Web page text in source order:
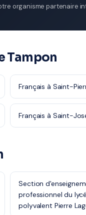
organisme partenaire
Tampon
Français à Saint-
Français à Saint-
Section
professionnel du
polyvalent Pierre